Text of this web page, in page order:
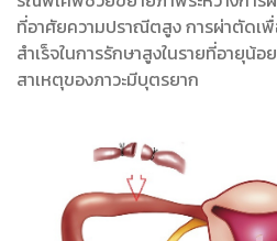
ที่อาศัยความปราณีตสูง การผ่าตัดเ
สำเร็จในการรักษาสูงในรายที่อายุน้
สาเหตุของภาวะมีบุตรยาก